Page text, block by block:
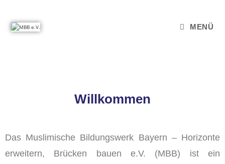
MENÜ
Willkommen
Das Muslimische Bildungswerk Bayern – Horizonte
erweitern, Brücken bauen e.V. (MBB) ist ein